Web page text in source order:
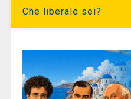
Che liberale sei?